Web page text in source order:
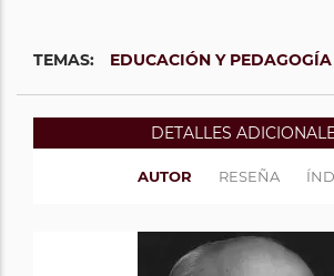
TEMAS: EDUCACIÓN Y PEDAGOGÍA
DETALLES
AUTOR RESEÑA